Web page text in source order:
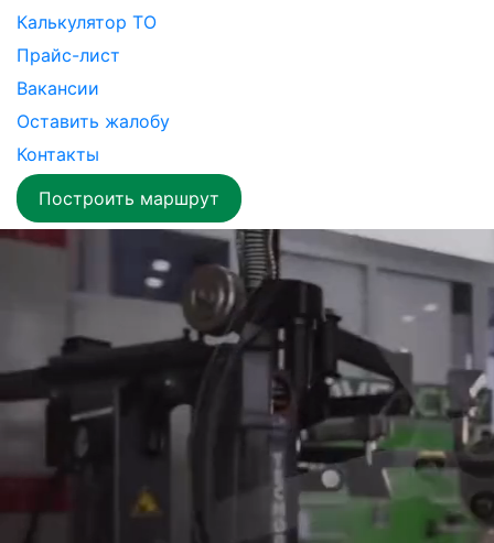
Калькулятор ТО
Прайс-лист
Вакансии
Оставить жалобу
Контакты
Построить маршрут